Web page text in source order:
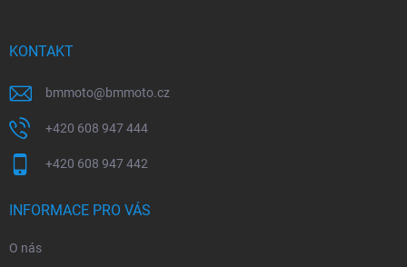
KONTAKT
bmmoto@bmmoto.cz
+420 608 947 444
+420 608 947 442
INFORMACE PRO VÁS
O nás